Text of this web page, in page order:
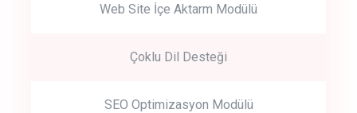
Web Site İçe Aktarm Modülü
Çoklu Dil Desteği
SEO Optimizasyon Modülü